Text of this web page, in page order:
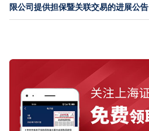
限公司提供担保暨关联交易的进展公告